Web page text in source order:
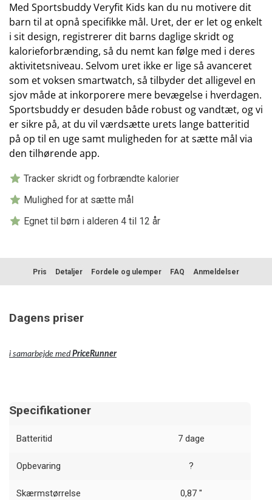
Med Sportsbuddy Veryfit Kids kan du nu motivere dit
barn til at opnå specifikke mål. Uret, der er let og enkelt
i sit design, registrerer dit barns daglige skridt og
kalorieforbrænding, så du nemt kan følge med i deres
aktivitetsniveau. Selvom uret ikke er lige så avanceret
som et voksen smartwatch, så tilbyder det alligevel en
sjov måde at inkorporere mere bevægelse i hverdagen.
Sportsbuddy er desuden både robust og vandtæt, og vi
er sikre på, at du vil værdsætte urets lange batteritid
på op til en uge samt muligheden for at sætte mål via
den tilhørende app.
Tracker skridt og forbrændte kalorier
Mulighed for at sætte mål
Egnet til børn i alderen 4 til 12 år
Pris Detaljer Fordele og ulemper FAQ Anmeldelser
Dagens priser
i samarbejde med PriceRunner
Specifikationer
Batteritid 7 dage
Opbevaring ?
Skærmstørrelse 0,87 "